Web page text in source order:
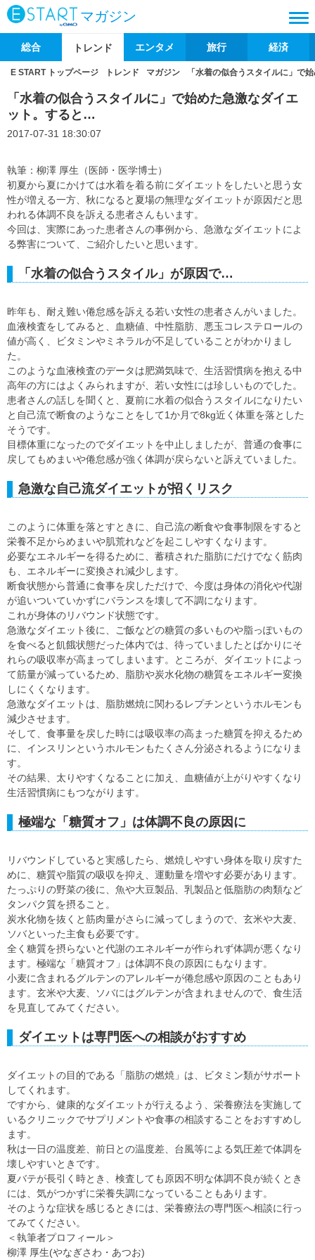
マガジン
総合 トレンド エンタメ 旅行 経済
E START トップページ トレンド マガジン 「水着の似合うスタイルに」で
「水着の似合うスタイルに」で始めた急激なダイエ
ット。すると…
2017-07-31 18:30:07
執筆：柳澤 厚生（医師・医学博士）
初夏から夏にかけては水着を着る前にダイエットをしたいと思う女
性が増える一方、秋になると夏場の無理なダイエットが原因だと思
われる体調不良を訴える患者さんもいます。
今回は、実際にあった患者さんの事例から、急激なダイエットによ
る弊害について、ご紹介したいと思います。
「水着の似合うスタイル」が原因で…
昨年も、耐え難い倦怠感を訴える若い女性の患者さんがいました。
血液検査をしてみると、血糖値、中性脂肪、悪玉コレステロールの
値が高く、ビタミンやミネラルが不足していることがわかりまし
た。
このような血液検査のデータは肥満気味で、生活習慣病を抱える中
高年の方にはよくみられますが、若い女性には珍しいものでした。
患者さんの話しを聞くと、夏前に水着の似合うスタイルになりたい
と自己流で断食のようなことをして1か月で8kg近く体重を落とした
そうです。
目標体重になったのでダイエットを中止しましたが、普通の食事に
戻してもめまいや倦怠感が強く体調が戻らないと訴えていました。
急激な自己流ダイエットが招くリスク
このように体重を落とすときに、自己流の断食や食事制限をすると
栄養不足からめまいや肌荒れなどを起こしやすくなります。
必要なエネルギーを得るために、蓄積された脂肪にだけでなく筋肉
も、エネルギーに変換され減少します。
断食状態から普通に食事を戻しただけで、今度は身体の消化や代謝
が追いついていかずにバランスを壊して不調になります。
これが身体のリバウンド状態です。
急激なダイエット後に、ご飯などの糖質の多いものや脂っぽいもの
を食べると飢餓状態だった体内では、待っていましたとばかりにそ
れらの吸収率が高まってしまいます。ところが、ダイエットによっ
て筋量が減っているため、脂肪や炭水化物の糖質をエネルギー変換
しにくくなります。
急激なダイエットは、脂肪燃焼に関わるレプチンというホルモンも
減少させます。
そして、食事量を戻した時には吸収率の高まった糖質を抑えるため
に、インスリンというホルモンもたくさん分泌されるようになりま
す。
その結果、太りやすくなることに加え、血糖値が上がりやすくなり
生活習慣病にもつながります。
極端な「糖質オフ」は体調不良の原因に
リバウンドしていると実感したら、燃焼しやすい身体を取り戻すた
めに、糖質や脂質の吸収を抑え、運動量を増やす必要があります。
たっぷりの野菜の後に、魚や大豆製品、乳製品と低脂肪の肉類など
タンパク質を摂ること。
炭水化物を抜くと筋肉量がさらに減ってしまうので、玄米や大麦、
ソバといった主食も必要です。
全く糖質を摂らないと代謝のエネルギーが作られず体調が悪くなり
ます。極端な「糖質オフ」は体調不良の原因にもなります。
小麦に含まれるグルテンのアレルギーが倦怠感や原因のこともあり
ます。玄米や大麦、ソバにはグルテンが含まれませんので、食生活
を見直してみてください。
ダイエットは専門医への相談がおすすめ
ダイエットの目的である「脂肪の燃焼」は、ビタミン類がサポート
してくれます。
ですから、健康的なダイエットが行えるよう、栄養療法を実施して
いるクリニックでサプリメントや食事の相談することをおすすめし
ます。
秋は一日の温度差、前日との温度差、台風等による気圧差で体調を
壊しやすいときです。
夏バテが長引く時とき、検査しても原因不明な体調不良が続くとき
には、気がつかずに栄養失調になっていることもあります。
そのような症状を感じるときには、栄養療法の専門医へ相談に行っ
てみてください。
＜執筆者プロフィール＞
柳澤 厚生(やなぎさわ・あつお)